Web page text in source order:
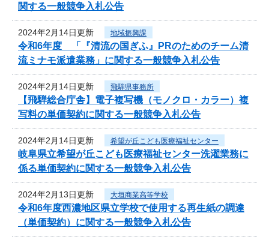
関する一般競争入札公告
2024年2月14日更新 地域振興課
令和6年度 「『清流の国ぎふ』PRのためのチーム清
流ミナモ派遣業務」に関する一般競争入札公告
2024年2月14日更新 飛騨県事務所
【飛騨総合庁舎】電子複写機（モノクロ・カラー）複
写料の単価契約に関する一般競争入札公告
2024年2月14日更新 希望が丘こども医療福祉センター
岐阜県立希望が丘こども医療福祉センター洗濯業務に
係る単価契約に関する一般競争入札公告
2024年2月13日更新 大垣商業高等学校
令和6年度西濃地区県立学校で使用する再生紙の調達
（単価契約）に関する一般競争入札公告